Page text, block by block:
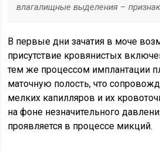
влагалищные выделения –
В первые дни зачатия в моче
присутствие кровянистых
тем же процессом имплантации
маточную полость, что
мелких капилляров и их
на фоне незначительного
проявляется в процессе микций.